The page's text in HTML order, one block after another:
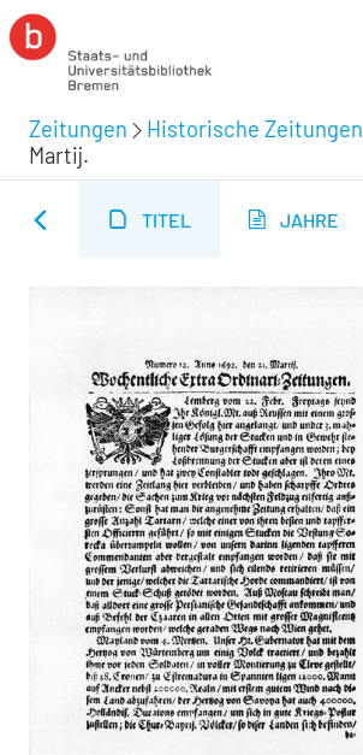
Zeitungen Historische Zeitungen
Martij.
TITEL JAHRE